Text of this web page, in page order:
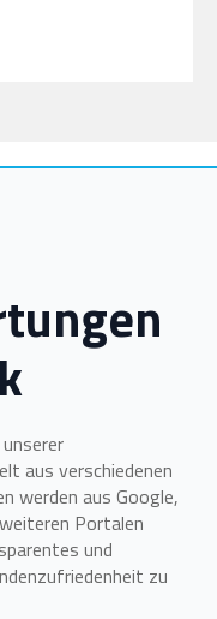
aus verschiedenen
werden aus Google,
Portalen
und
zu